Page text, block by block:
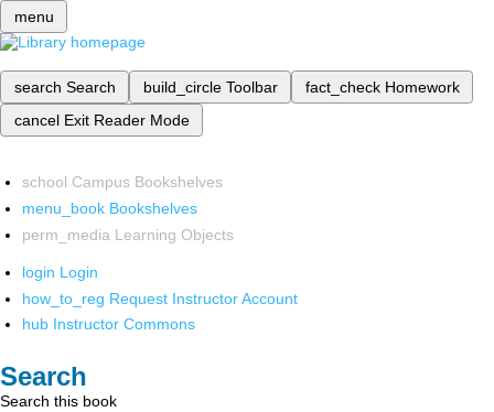
menu
search Search build_circle Toolbar fact_check Homework
cancel Exit Reader Mode
school Campus Bookshelves
menu_book Bookshelves
perm_media Learning Objects
login Login
how_to_reg Request Instructor Account
hub Instructor Commons
Search
Search this book